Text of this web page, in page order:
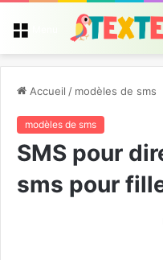
Accueil / modèles de sms
modèles de sms
SMS pour
sms pour